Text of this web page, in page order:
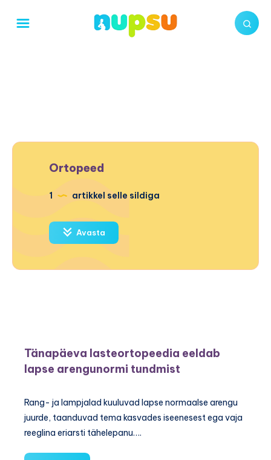
Ortopeed
1 artikkel selle sildiga
Avasta
Tänapäeva lasteortopeedia eeldab
lapse arengunormi tundmist
Rang- ja lampjalad kuuluvad lapse normaalse arengu
juurde, taanduvad tema kasvades iseenesest ega vaja
reeglina eriarsti tähelepanu….